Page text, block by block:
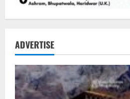
ADVERTISE